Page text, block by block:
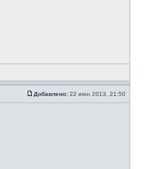
Добавлено: 22 июн 2013, 21:50